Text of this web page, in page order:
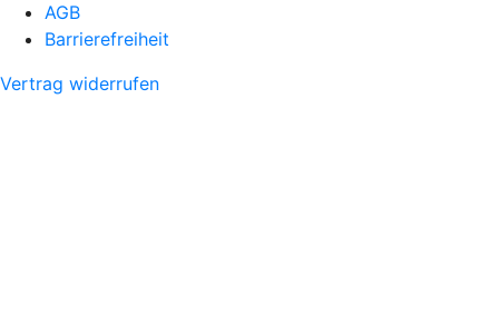
AGB
Barrierefreiheit
Vertrag widerrufen